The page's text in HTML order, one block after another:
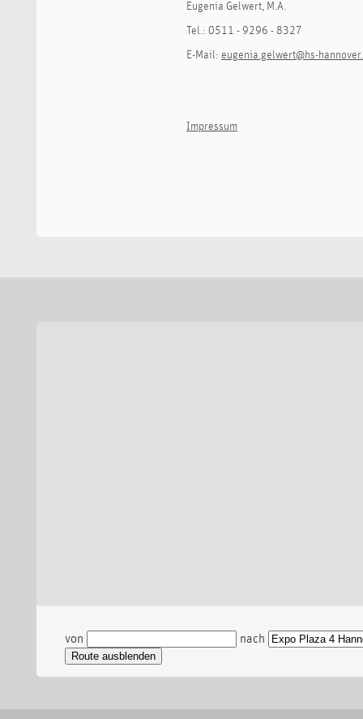
Eugenia Gelwert, M.A.
Tel.: 0511 - 9296 - 8327
E-Mail: eugenia.gelwert@hs-
Impressum
von nach
Route ausblenden